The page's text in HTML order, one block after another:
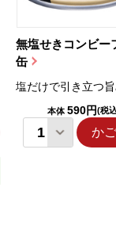
無塩せきコンビー
缶
塩だけで引き立つ
本体 590円(税
か